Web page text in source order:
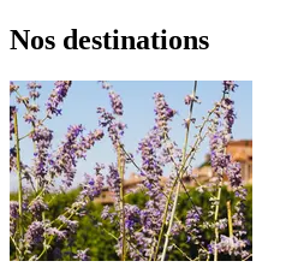
Nos destinations